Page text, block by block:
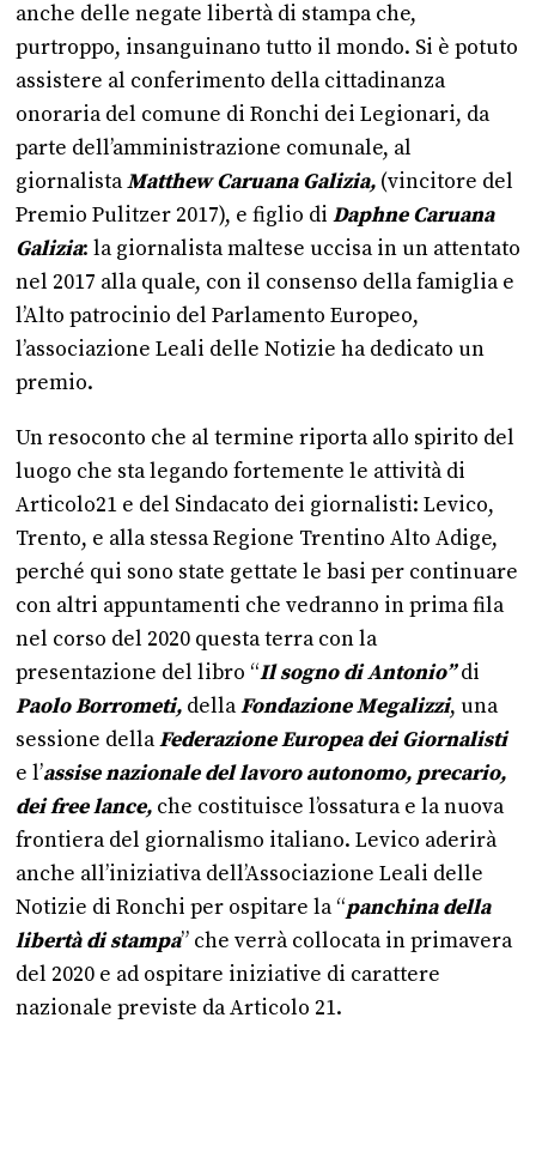
anche delle negate libertà di stampa che,
purtroppo, insanguinano tutto il mondo. Si è potuto
assistere al conferimento della cittadinanza
onoraria del comune di Ronchi dei Legionari, da
parte dell’amministrazione comunale, al
giornalistaMatthew Caruana Galizia, (vincitore del
Premio Pulitzer 2017), e figlio di Daphne Caruana
Galizia: la giornalista maltese uccisa in un attentato
nel 2017 alla quale, con il consenso della famiglia e
l’Alto patrocinio del Parlamento Europeo,
l’associazione Leali delle Notizie ha dedicato un
premio.
Un resoconto che al termine riporta allo spirito del
luogo che sta legando fortemente le attività di
Articolo21 e del Sindacato dei giornalisti: Levico,
Trento, e alla stessa Regione Trentino Alto Adige,
perché qui sono state gettate le basi per continuare
con altri appuntamenti che vedranno in prima fila
nel corso del 2020 questa terra con la
presentazione del libro “Il sogno di Antonio”di
Paolo Borrometi, dellaFondazione Megalizzi, una
sessione dellaFederazione Europea dei Giornalisti
e l’assise nazionale del lavoro autonomo, precario,
dei free lance, che costituisce l’ossatura e la nuova
frontiera del giornalismo italiano. Levico aderirà
anche all’iniziativa dell’Associazione Leali delle
Notizie di Ronchi per ospitare la “panchina della
libertà di stampa” che verrà collocata in primavera
del 2020 e ad ospitare iniziative di carattere
nazionale previste da Articolo 21.